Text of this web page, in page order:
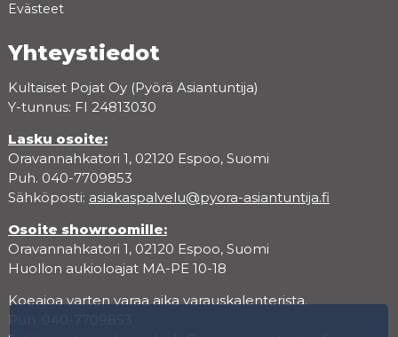
Evästeet
Yhteystiedot
Kultaiset Pojat Oy (Pyörä Asiantuntija)
Y-tunnus: FI 24813030
Lasku osoite:
Oravannahkatori 1, 02120 Espoo, Suomi
Puh. 040-7709853
Sähköposti: asiakaspalvelu@pyora-asiantuntija.fi
Osoite showroomille:
Oravannahkatori 1, 02120 Espoo, Suomi
Huollon aukioloajat MA-PE 10-18
Koeajoa varten varaa aika varauskalenterista.